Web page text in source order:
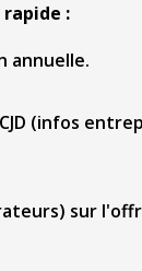
:
annuelle.
(infos
sur